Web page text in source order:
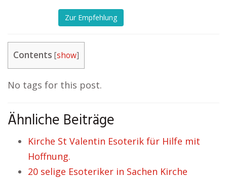
Zur Empfehlung
Contents [show]
No tags for this post.
Ähnliche Beiträge
Kirche St Valentin Esoterik für Hilfe mit
Hoffnung.
20 selige Esoteriker in Sachen Kirche